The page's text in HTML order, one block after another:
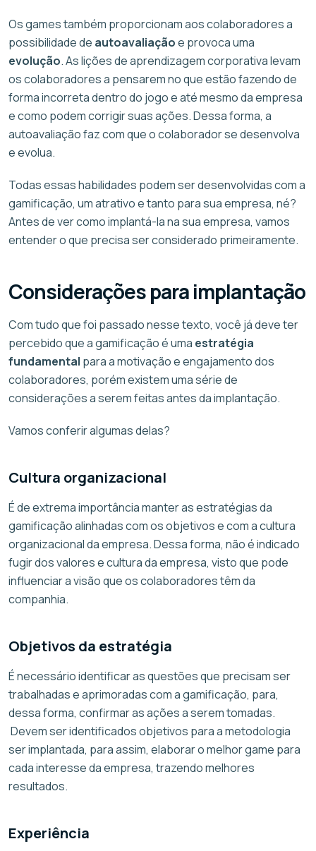
Os games também proporcionam aos colaboradores a
possibilidade de autoavaliaçãoe provoca uma
evolução. As lições de aprendizagem corporativa levam
os colaboradores a pensarem no que estão fazendo de
forma incorreta dentro do jogo e até mesmo da empresa
e como podem corrigir suas ações. Dessa forma, a
autoavaliação faz com que o colaborador se desenvolva
e evolua.
Todas essas habilidades podem ser desenvolvidas com a
gamificação, um atrativo e tanto para sua empresa, né?
Antes de ver como implantá-la na sua empresa, vamos
entender o que precisa ser considerado primeiramente.
Considerações para implantação
Com tudo que foi passado nesse texto, você já deve ter
percebido que a gamificação é uma estratégia
fundamental para a motivação e engajamento dos
colaboradores, porém existem uma série de
considerações a serem feitas antes da implantação.
Vamos conferir algumas delas?
Cultura organizacional
É de extrema importância manter as estratégias da
gamificação alinhadas com os objetivos e com a cultura
organizacional da empresa. Dessa forma, não é indicado
fugir dos valores e cultura da empresa, visto que pode
influenciar a visão que os colaboradores têm da
companhia.
Objetivos da estratégia
É necessário identificar as questões que precisam ser
trabalhadas e aprimoradas com a gamificação, para,
dessa forma, confirmar as ações a serem tomadas.
Devem ser identificados objetivos para a metodologia
ser implantada, para assim, elaborar o melhor game para
cada interesse da empresa, trazendo melhores
resultados.
Experiência